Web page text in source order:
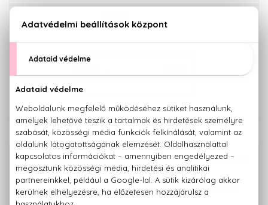
KISZERELÉS KIVÁLASZTÁSA
KAPCSOLÓDÓ TERMÉKEK
100% eredeti termékek,14 napos visszaküldési garanciával
Kérdésed van, elakadtál? Hívd ügyfélszolgálatunkat: +36 20
779 1926